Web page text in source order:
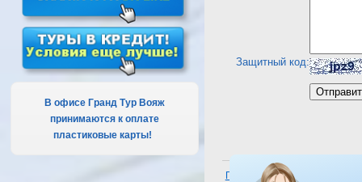
В офисе Гранд Тур Вояж
принимаются к оплате
пластиковые карты!
Защитный код:
Посмотреть отель Le